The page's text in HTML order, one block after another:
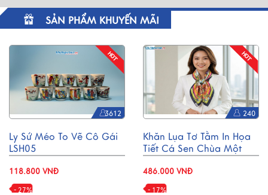
SẢN PHẨM KHUYẾN MÃI
3612
Ly Sứ Méo To Vẽ Cô Gái
LSH05
118.800 VNĐ
- 27%
240
Khăn Lụa Tơ Tằm In Họa
Tiết Cá Sen Chùa Một
KLPM01-1
486.000 VNĐ
- 17%